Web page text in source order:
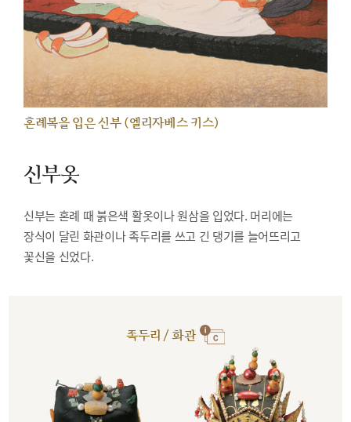
혼례복을 입은 신부 (엘리자베스 키스)
신부옷
신부는 혼례 때 붉은색 활옷이나 원삼을 입었다. 머리에는
장식이 달린 화관이나 족두리를 쓰고 긴 댕기를 늘어뜨리고
꽃신을 신었다.
족두리 / 화관